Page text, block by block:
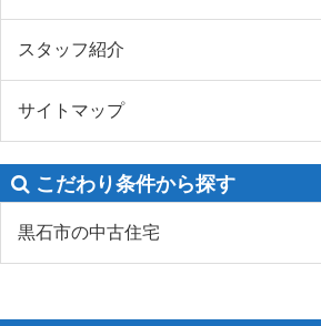
スタッフ紹介
サイトマップ
こだわり条件から探す
黒石市の中古住宅